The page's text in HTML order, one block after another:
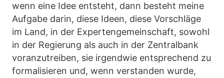
wenn eine Idee entsteht, dann besteht meine
Aufgabe darin, diese Ideen, diese Vorschläge
im Land, in der Expertengemeinschaft, sowohl
in der Regierung als auch in der Zentralbank
voranzutreiben, sie irgendwie entsprechend zu
formalisieren und, wenn verstanden wurde,